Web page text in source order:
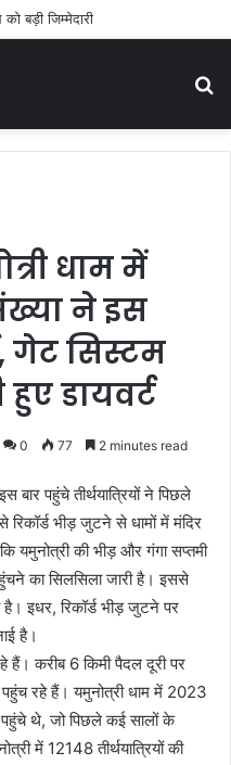
बड़ी जिम्मेदारी
धाम में
ने इस
गेट सिस्टम
डायवर्ट
0 77 2 minutes read
बार पहुंचे तीर्थयात्रियों ने पिछले
रिकॉर्ड भीड़ जुटने से धामों में मंदिर
यमुनोत्री की भीड़ और गंगा सप्तमी
का सिलसिला जारी है। इससे
इधर, रिकॉर्ड भीड़ जुटने पर
है।
हैं। करीब 6 किमी पैदल दूरी पर
पहुंच रहे हैं। यमुनोत्री धाम में 2023
पहुंचे थे, जो पिछले कई सालों के
में 12148 तीर्थयात्रियों की